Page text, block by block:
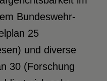
Bundeswehr-
25
und diverse
30 (Forschung